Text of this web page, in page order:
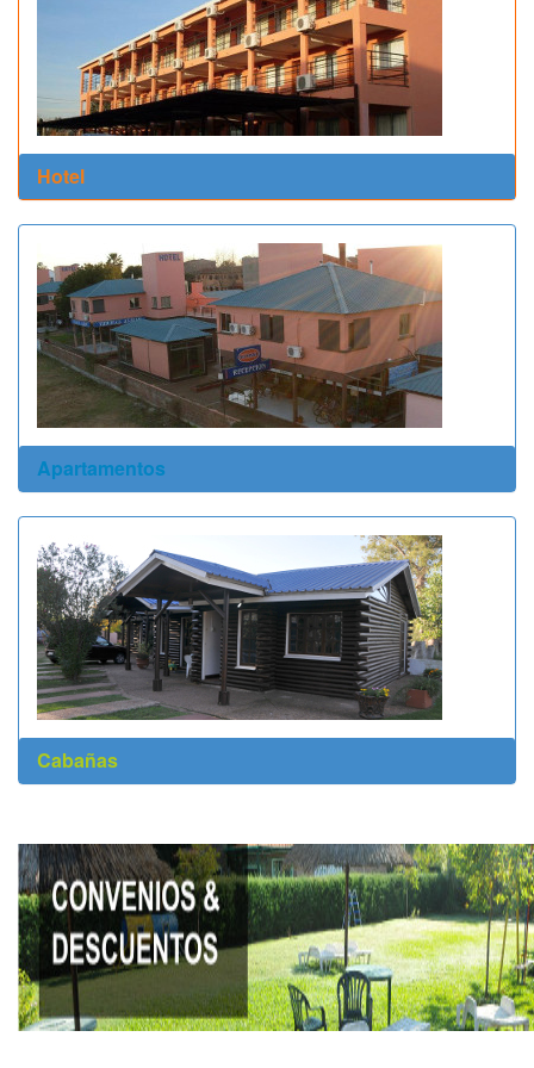
Hotel
Apartamentos
Cabañas